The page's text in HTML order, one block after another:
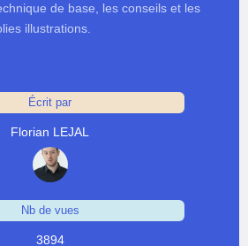
de base, les conseils et les
illustrations.
Écrit par
Florian LEJAL
Nb de vues
3894